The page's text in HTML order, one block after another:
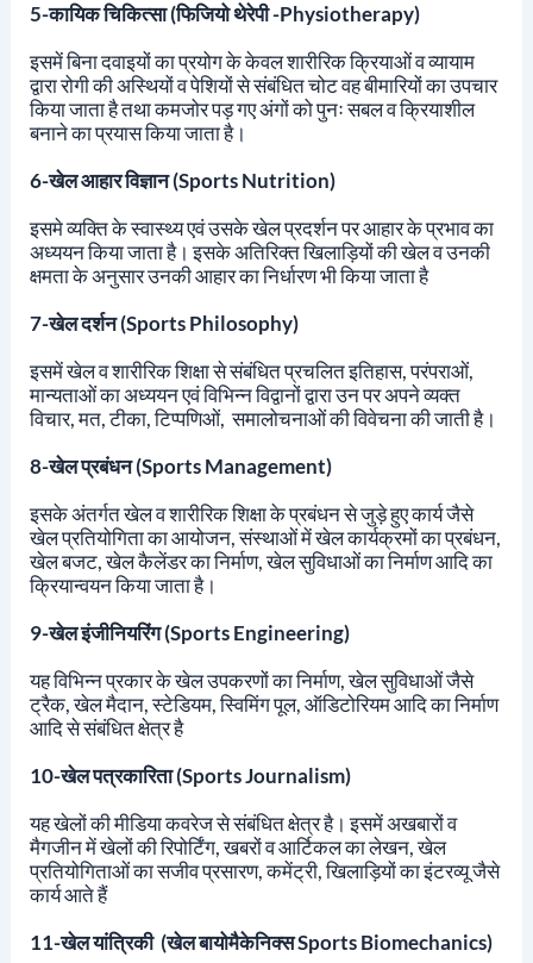
5-कायिक चिकित्सा (फिजियो थेरेपी -Physiotherapy)
इसमें बिना दवाइयों का प्रयोग के केवल शारीरिक क्रियाओं व व्यायाम
द्वारा रोगी की अस्थियों व पेशियों से संबंधित चोट वह बीमारियों का उपचार
किया जाता है तथा कमजोर पड़ गए अंगों को पुनः सबल व क्रियाशील
बनाने का प्रयास किया जाता है।
6-खेल आहार विज्ञान (Sports Nutrition)
इसमे व्यक्ति के स्वास्थ्य एवं उसके खेल प्रदर्शन पर आहार के प्रभाव का
अध्ययन किया जाता है। इसके अतिरिक्त खिलाड़ियों की खेल व उनकी
क्षमता के अनुसार उनकी आहार का निर्धारण भी किया जाता है
7-खेल दर्शन (Sports Philosophy)
इसमें खेल व शारीरिक शिक्षा से संबंधित प्रचलित इतिहास, परंपराओं,
मान्यताओं का अध्ययन एवं विभिन्न विद्वानों द्वारा उन पर अपने व्यक्त
विचार, मत, टीका, टिप्पणिओं, समालोचनाओं की विवेचना की जाती है।
8-खेल प्रबंधन (Sports Management)
इसके अंतर्गत खेल व शारीरिक शिक्षा के प्रबंधन से जुड़े हुए कार्य जैसे
खेल प्रतियोगिता का आयोजन, संस्थाओं में खेल कार्यक्रमों का प्रबंधन,
खेल बजट, खेल कैलेंडर का निर्माण, खेल सुविधाओं का निर्माण आदि का
क्रियान्वयन किया जाता है।
9-खेल इंजीनियरिंग (Sports Engineering)
यह विभिन्न प्रकार के खेल उपकरणों का निर्माण, खेल सुविधाओं जैसे
ट्रैक, खेल मैदान, स्टेडियम, स्विमिंग पूल, ऑडिटोरियम आदि का निर्माण
आदि से संबंधित क्षेत्र है
10-खेल पत्रकारिता (Sports Journalism)
यह खेलों की मीडिया कवरेज से संबंधित क्षेत्र है। इसमें अखबारों व
मैगजीन में खेलों की रिपोर्टिंग, खबरों व आर्टिकल का लेखन, खेल
प्रतियोगिताओं का सजीव प्रसारण, कमेंट्री, खिलाड़ियों का इंटरव्यू जैसे
कार्य आते हैं
11-खेल यांत्रिकी (खेल बायोमैकेनिक्स Sports Biomechanics)